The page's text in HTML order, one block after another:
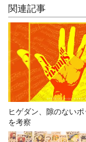
関連記事
ヒゲダン、隙のない
を考察